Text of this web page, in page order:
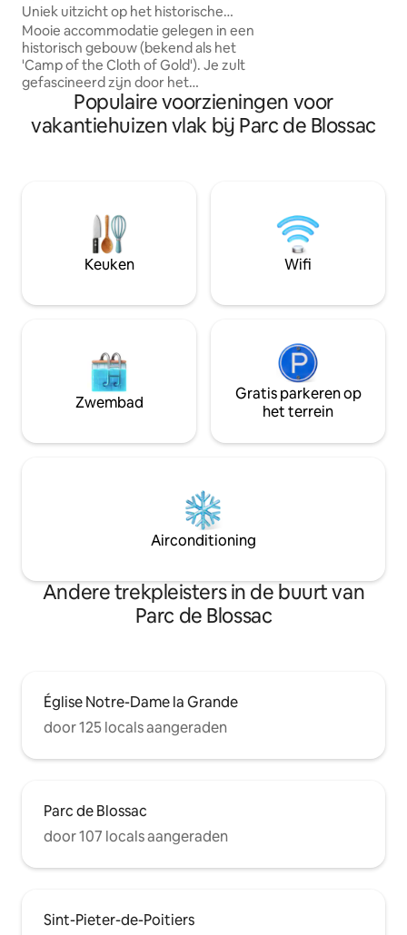
Uniek uitzicht op het historische
centrum, nieuw en licht
Mooie accommodatie gelegen in een
historisch gebouw (bekend als het
'Camp of the Cloth of Gold'). Je zult
gefascineerd zijn door het
adembenemende uitzicht op het 12e-
eeuwse Paleis van de Hertogen van
Aquitanië en het uitzicht op het
dat het zich op de 4e verdieping bevindt
(het uitzicht en de helderheid hebben
een prijs...), en niet geschikt is voor
mensen met beperkte mobiliteit.
Populaire voorzieningen voor
vakantiehuizen vlak bij Parc de Blossac
Keuken Wifi
Zwembad
Gratis parkeren op
het terrein
Airconditioning
Andere trekpleisters in de buurt van
Parc de Blossac
Église Notre-Dame la Grande
door 125 locals aangeraden
Parc de Blossac
door 107 locals aangeraden
Sint-Pieter-de-Poitiers